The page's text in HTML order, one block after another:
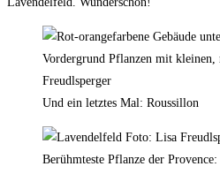
Und ein letztes Mal: Roussillon
Berühmteste Pflanze der